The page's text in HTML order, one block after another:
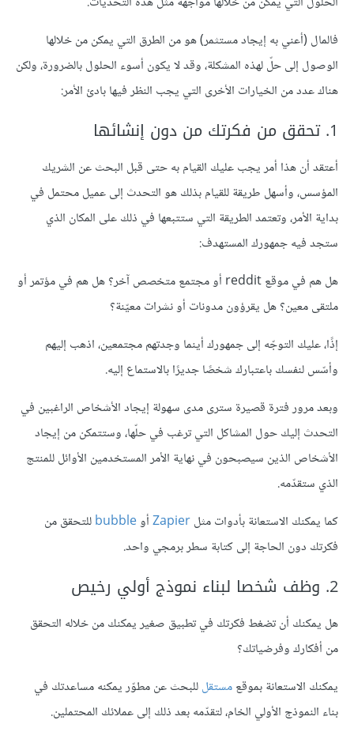
فالمال (أعني به إيجاد مستثمر) هو من الطرق التي يمكن من خلالها
الوصول إلى حلّ لهذه المشكلة، وقد لا يكون أسوء الحلول بالضرورة، ولكن
هناك عدد من الخيارات الأخرى التي يجب النظر فيها بادئ الأمر:
1. تحقق من فكرتك من دون إنشائها
أعتقد أن هذا أمر يجب عليك القيام به حتى قبل البحث عن الشريك
المؤسس، وأسهل طريقة للقيام بذلك هو التحدث إلى عميل محتمل في
بداية الأمر، وتعتمد الطريقة التي ستتبعها في ذلك على المكان الذي
ستجد فيه جمهورك المستهدف:
هل هم في موقع reddit أو مجتمع متخصص آخر؟ هل هم في مؤتمر أو
ملتقى معين؟ هل يقرؤون مدونات أو نشرات معيّنة؟
إذًا، عليك التوجّه إلى جمهورك أينما وجدتهم مجتمعين، اذهب إليهم
وأسّس لنفسك باعتبارك شخصًا جديرًا بالاستماع إليه.
وبعد مرور فترة قصيرة سترى مدى سهولة إيجاد الأشخاص الراغبين في
التحدث إليك حول المشاكل التي ترغب في حلّها، وستتمكن من إيجاد
الأشخاص الذين سيصبحون في نهاية الأمر المستخدمين الأوائل للمنتج
الذي ستقدّمه.
كما يمكنك الاستعانة بأدوات مثلZapierأوbubbleللتحقق من
فكرتك دون الحاجة إلى كتابة سطر برمجي واحد.
2. وظف شخصا لبناء نموذج أولي رخيص
هل يمكنك أن تضغط فكرتك في تطبيق صغير يمكنك من خلاله التحقق
من أفكارك وفرضياتك؟
يمكنك الاستعانة بموقعمستقلللبحث عن مطوّر يمكنه مساعدتك في
بناء النموذج الأولي الخام، لتقدّمه بعد ذلك إلى عملائك المحتملين.